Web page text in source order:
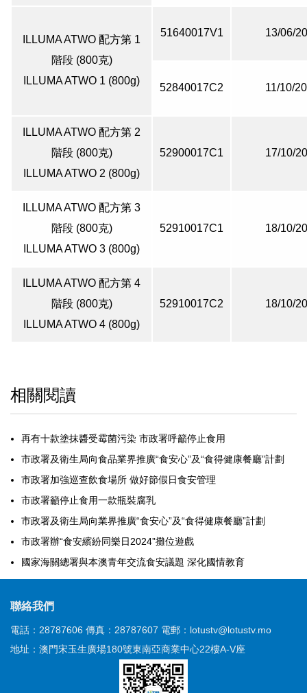
ILLUMA ATWO 配方第 1
階段 (800克)
ILLUMA ATWO 1 (800g)
51640017V1 13/06/
52840017C2 11/10/
ILLUMA ATWO 配方第 2
階段 (800克)
ILLUMA ATWO 2 (800g)
52900017C1 17/10/
ILLUMA ATWO 配方第 3
階段 (800克)
ILLUMA ATWO 3 (800g)
52910017C1 18/10/
ILLUMA ATWO 配方第 4
階段 (800克)
ILLUMA ATWO 4 (800g)
52910017C2 18/10/
相關閱讀
再有十款塗抹醬受霉菌污染 市政署呼籲停止食用
市政署及衛生局向食品業界推廣“食安心”及“食得健康餐廳”計劃
市政署加強巡查飲食場所 做好節假日食安管理
市政署籲停止食用一款瓶裝腐乳
市政署及衛生局向業界推廣“食安心”及“食得健康餐廳”計劃
市政署辦“食安繽紛同樂日2024”攤位遊戲
國家海關總署與本澳青年交流食安議題 深化國情教育
聯絡我們
電話：28787606 傳真：28787607 電郵：lotustv@lotustv.mo
地址：澳門宋玉生廣場180號東南亞商業中心22樓A-V座